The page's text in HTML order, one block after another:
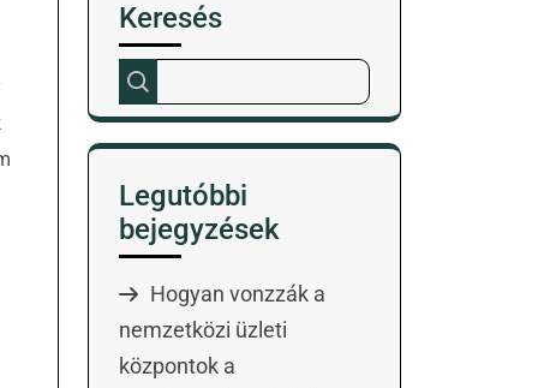
Keresés
Legutóbbi
bejegyzések
Hogyan vonzzák a
nemzetközi üzleti
központok a